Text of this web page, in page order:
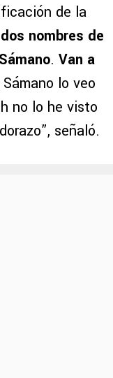
de la
nombres de
. Van a
lo veo
no lo he visto
señaló.